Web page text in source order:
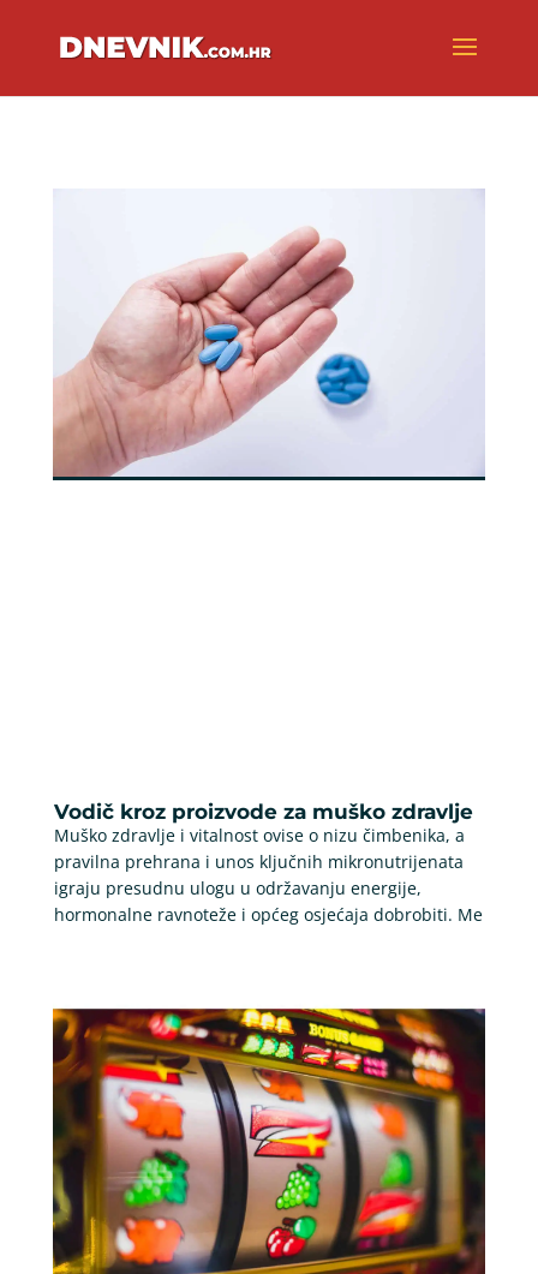
Vodič kroz proizvode za muško zdravlje
Muško zdravlje i vitalnost ovise o nizu čimbenika, a
pravilna prehrana i unos ključnih mikronutrijenata
igraju presudnu ulogu u održavanju energije,
hormonalne ravnoteže i općeg osjećaja dobrobiti. Me